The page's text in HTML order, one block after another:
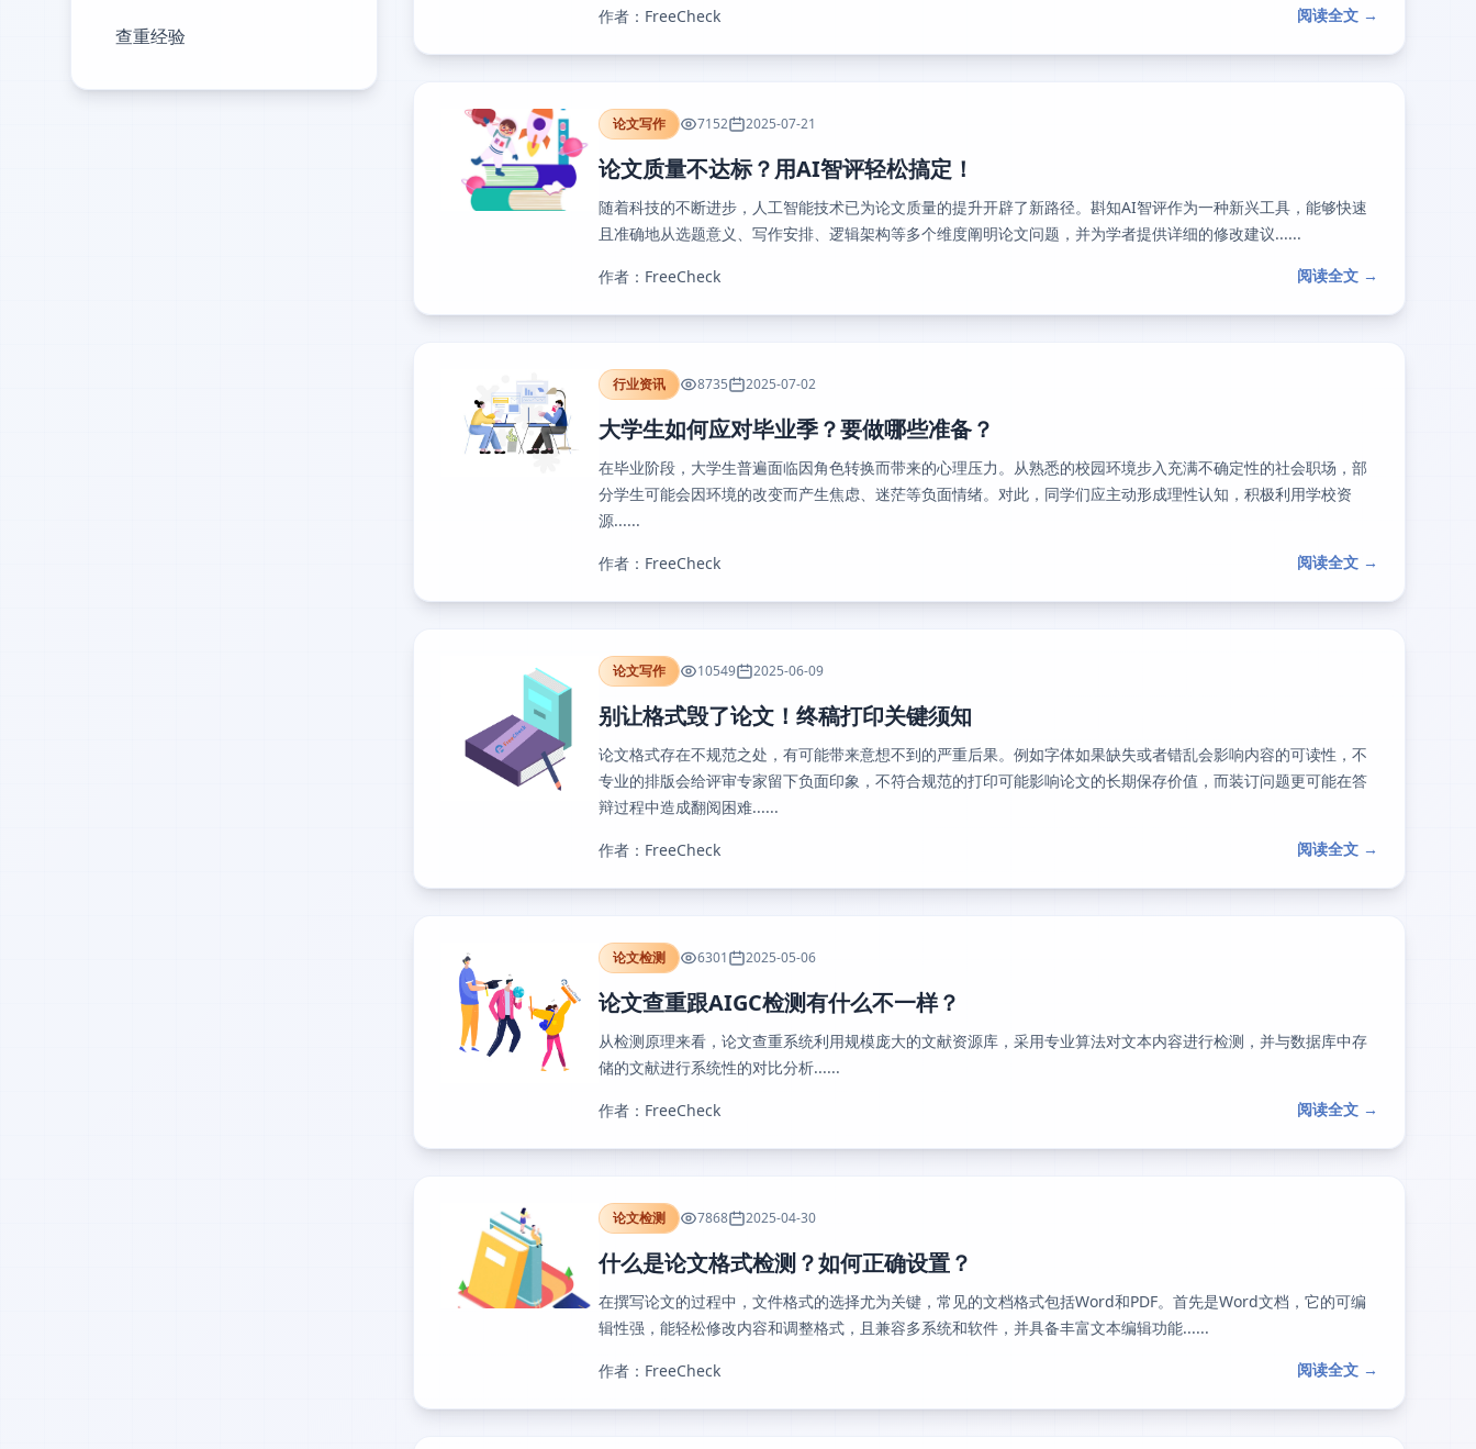
查重经验
作者：FreeCheck 阅读全文 →
论文写作 7152 2025-07-21
论文质量不达标？用AI智评轻松搞定！
随着科技的不断进步，人工智能技术已为论文质量的提升开辟了新路径。斟知AI智评作为一种新兴工具，能够快速
且准确地从选题意义、写作安排、逻辑架构等多个维度阐明论文问题，并为学者提供详细的修改建议......
作者：FreeCheck 阅读全文 →
行业资讯 8735 2025-07-02
大学生如何应对毕业季？要做哪些准备？
在毕业阶段，大学生普遍面临因角色转换而带来的心理压力。从熟悉的校园环境步入充满不确定性的社会职场，部
分学生可能会因环境的改变而产生焦虑、迷茫等负面情绪。对此，同学们应主动形成理性认知，积极利用学校资
源......
作者：FreeCheck 阅读全文 →
论文写作 10549 2025-06-09
别让格式毁了论文！终稿打印关键须知
论文格式存在不规范之处，有可能带来意想不到的严重后果。例如字体如果缺失或者错乱会影响内容的可读性，不
专业的排版会给评审专家留下负面印象，不符合规范的打印可能影响论文的长期保存价值，而装订问题更可能在答
辩过程中造成翻阅困难......
作者：FreeCheck 阅读全文 →
论文检测 6301 2025-05-06
论文查重跟AIGC检测有什么不一样？
从检测原理来看，论文查重系统利用规模庞大的文献资源库，采用专业算法对文本内容进行检测，并与数据库中存
储的文献进行系统性的对比分析......
作者：FreeCheck 阅读全文 →
论文检测 7868 2025-04-30
什么是论文格式检测？如何正确设置？
在撰写论文的过程中，文件格式的选择尤为关键，常见的文档格式包括Word和PDF。首先是Word文档，它的可编
辑性强，能轻松修改内容和调整格式，且兼容多系统和软件，并具备丰富文本编辑功能......
作者：FreeCheck 阅读全文 →